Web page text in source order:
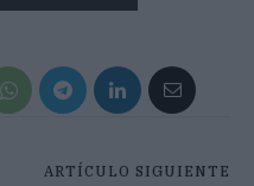
ARTÍCULO SIGUIENTE